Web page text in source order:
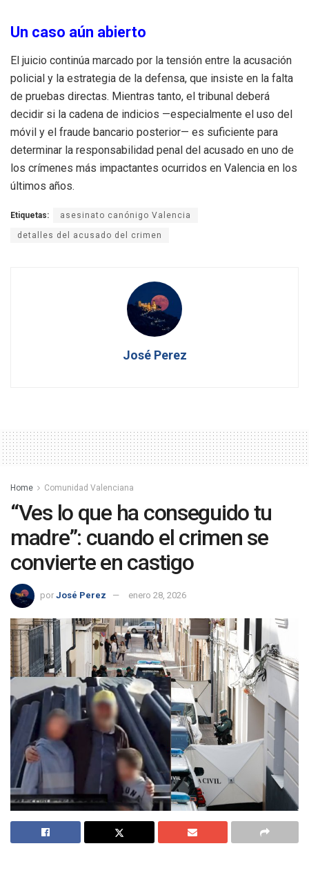
Un caso aún abierto
El juicio continúa marcado por la tensión entre la acusación
policial y la estrategia de la defensa, que insiste en la falta
de pruebas directas. Mientras tanto, el tribunal deberá
decidir si la cadena de indicios —especialmente el uso del
móvil y el fraude bancario posterior— es suficiente para
determinar la responsabilidad penal del acusado en uno de
los crímenes más impactantes ocurridos en Valencia en los
últimos años.
Etiquetas: asesinato canónigo Valencia
detalles del acusado del crimen
José Perez
Home Comunidad Valenciana
“Ves lo que ha conseguido tu
madre”: cuando el crimen se
convierte en castigo
por José Perez enero 28, 2026